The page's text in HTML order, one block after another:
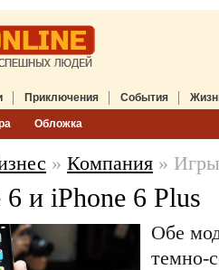
Обложка
Приключения События
» Компания »
и iPhone 6 Plus
Обе
темно-